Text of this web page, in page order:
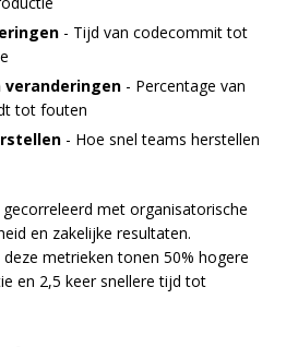
- Tijd van codecommit tot
veranderingen - Percentage van
tot fouten
- Hoe snel teams herstellen
met organisatorische
en zakelijke resultaten.
metrieken tonen 50% hogere
en 2,5 keer snellere tijd tot